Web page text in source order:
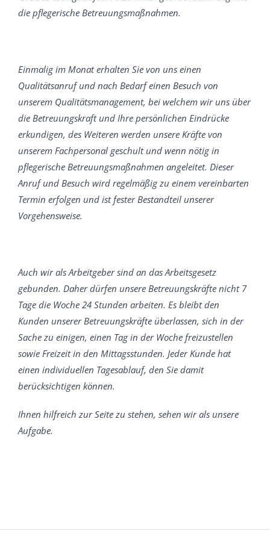
die pflegerische Betreuungsmaßnahmen.
Einmalig im Monat erhalten Sie von uns einen
Qualitätsanruf und nach Bedarf einen Besuch von
unserem Qualitätsmanagement, bei welchem wir uns über
die Betreuungskraft und Ihre persönlichen Eindrücke
erkundigen, des Weiteren werden unsere Kräfte von
unserem Fachpersonal geschult und wenn nötig in
pflegerische Betreuungsmaßnahmen angeleitet. Dieser
Anruf und Besuch wird regelmäßig zu einem vereinbarten
Termin erfolgen und ist fester Bestandteil unserer
Vorgehensweise.
Auch wir als Arbeitgeber sind an das Arbeitsgesetz
gebunden. Daher dürfen unsere Betreuungskräfte nicht 7
Tage die Woche 24 Stunden arbeiten. Es bleibt den
Kunden unserer Betreuungskräfte überlassen, sich in der
Sache zu einigen, einen Tag in der Woche freizustellen
sowie Freizeit in den Mittagsstunden. Jeder Kunde hat
einen individuellen Tagesablauf, den Sie damit
berücksichtigen können.
Ihnen hilfreich zur Seite zu stehen, sehen wir als unsere
Aufgabe.